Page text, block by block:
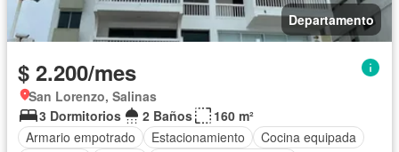
Departamento
$ 2.200/mes
San Lorenzo, Salinas
3 Dormitorios
2 Baños
160 m²
Armario empotrado
Estacionamiento
Cocina equipada